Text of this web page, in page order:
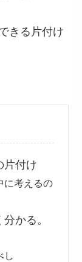
きる片付け
片付け
に考えるの
かる。
し